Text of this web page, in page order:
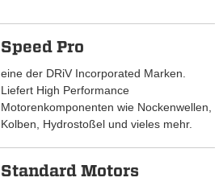
Speed Pro
eine der DRiV Incorporated Marken.
Liefert High Performance
Motorenkomponenten wie Nockenwellen,
Kolben, Hydrostoßel und vieles mehr.
Standard Motors